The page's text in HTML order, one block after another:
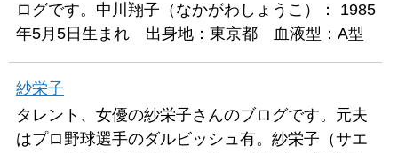
ログです。中川翔子（なかがわしょうこ）： 1985
年5月5日生まれ 出身地：東京都 血液型：A型
紗栄子
タレント、女優の紗栄子さんのブログです。元夫
はプロ野球選手のダルビッシュ有。紗栄子（サエ